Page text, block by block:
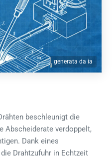
generata da ia
beschleunigt die
Abscheiderate verdoppelt,
Dank eines
Drahtzufuhr in Echtzeit